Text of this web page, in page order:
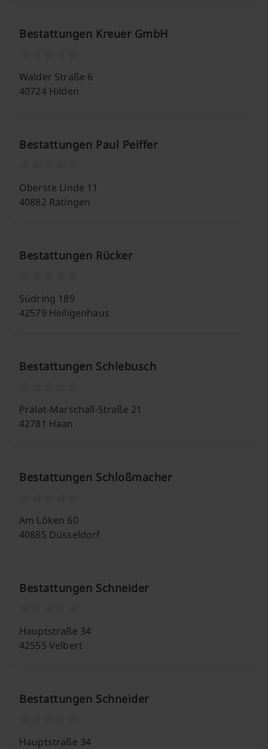
Bestattungen Kreuer GmbH
Walder Straße 6
40724 Hilden
Bestattungen Paul Peiffer
Oberste Linde 11
40882 Ratingen
Bestattungen Rücker
Südring 189
42579 Heiligenhaus
Bestattungen Schlebusch
Prälat-Marschall-Straße 21
42781 Haan
Bestattungen Schloßmacher
Am Löken 60
40885 Düsseldorf
Bestattungen Schneider
Hauptstraße 34
42555 Velbert
Bestattungen Schneider
Hauptstraße 34